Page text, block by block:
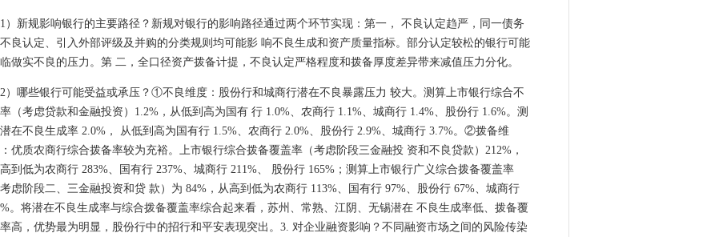
1）新规影响银行的主要路径？新规对银行的影响路径通过两个环节实现：第一， 不良认定趋严，同一债务
良认定、引入外部评级及并购的分类规则均可能影 响不良生成和资产质量指标。部分认定较松的银行可能
做实不良的压力。第 二，全口径资产拨备计提，不良认定严格程度和拨备厚度差异带来减值压力分化。
2）哪些银行可能受益或承压？①不良维度：股份行和城商行潜在不良暴露压力 较大。测算上市银行综合不
率（考虑贷款和金融投资）1.2%，从低到高为国有 行 1.0%、农商行 1.1%、城商行 1.4%、股份行 1.6%。测
在不良生成率 2.0%， 从低到高为国有行 1.5%、农商行 2.0%、股份行 2.9%、城商行 3.7%。②拨备维
优质农商行综合拨备率较为充裕。上市银行综合拨备覆盖率（考虑阶段三金融投 资和不良贷款）212%，
到低为农商行 283%、国有行 237%、城商行 211%、 股份行 165%；测算上市银行广义综合拨备覆盖率
考虑阶段二、三金融投资和贷 款）为 84%，从高到低为农商行 113%、国有行 97%、股份行 67%、城商行
。将潜在不良生成率与综合拨备覆盖率综合起来看，苏州、常熟、江阴、无锡潜在 不良生成率低、拨备覆
高，优势最为明显，股份行中的招行和平安表现突出。3. 对企业融资影响？不同融资市场之间的风险传染